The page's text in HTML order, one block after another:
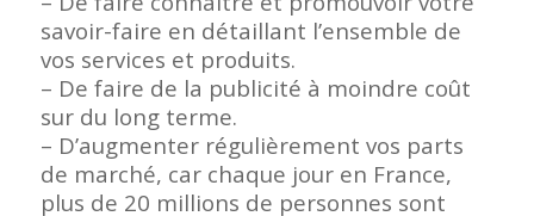
savoir-faire en détaillant l’ensemble de
vos services et produits.
– De faire de la publicité à moindre coût
sur du long terme.
– D’augmenter régulièrement vos parts
de marché, car chaque jour en France,
plus de 20 millions de personnes sont